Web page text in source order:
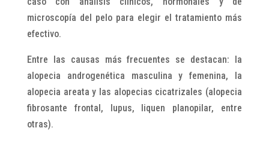
microscopía del pelo para elegir el tratamiento más
efectivo.
Entre las causas más frecuentes se destacan: la
alopecia androgenética masculina y femenina, la
alopecia areata y las alopecias cicatrizales (alopecia
fibrosante frontal, lupus, liquen planopilar, entre
otras).